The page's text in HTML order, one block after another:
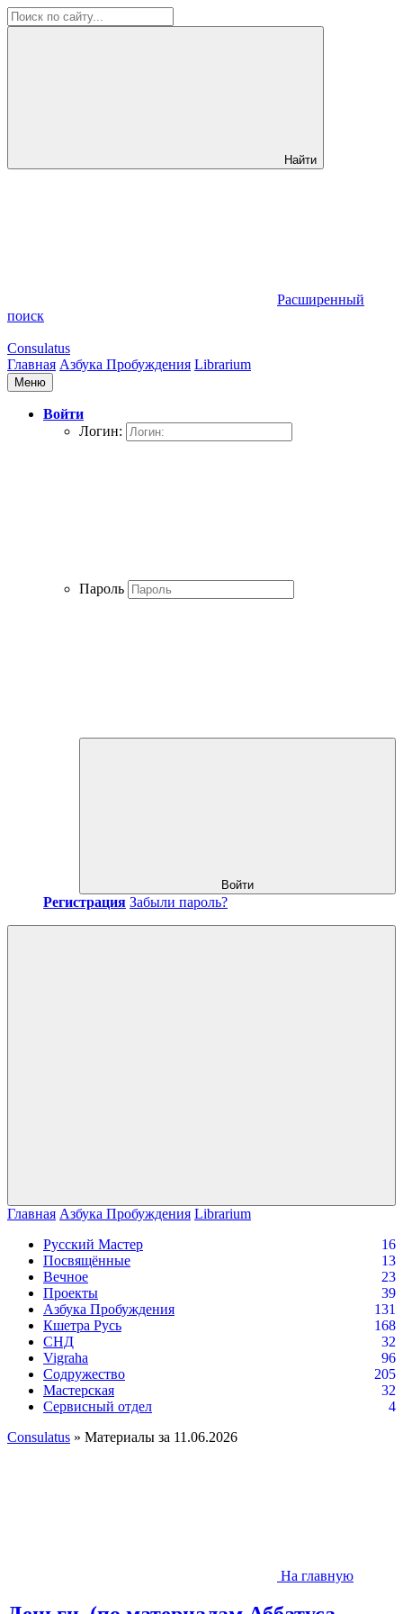
Найти
Расширенный
поиск
Consulatus
Главная Азбука Пробуждения Librarium
Меню
Войти
Логин:
Пароль
Войти
Регистрация Забыли пароль?
Главная Азбука Пробуждения Librarium
Русский Мастер
16
Посвящённые
13
Вечное
23
Проекты
39
Азбука Пробуждения
131
Кшетра Русь
168
СНД
32
Vigraha
96
Содружество
205
Мастерская
32
Сервисный отдел
4
Consulatus » Материалы за 11.06.2026
На главную